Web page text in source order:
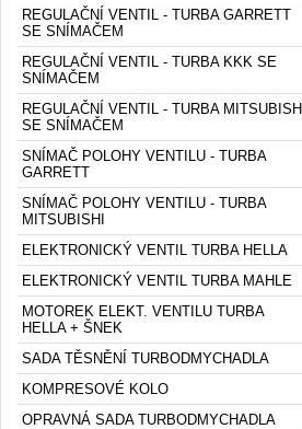
REGULAČNÍ VENTIL - TURBA GARRETT
SE SNÍMAČEM
REGULAČNÍ VENTIL - TURBA KKK SE
SNÍMAČEM
REGULAČNÍ VENTIL - TURBA MITSUBISHI
SE SNÍMAČEM
SNÍMAČ POLOHY VENTILU - TURBA
GARRETT
SNÍMAČ POLOHY VENTILU - TURBA
MITSUBISHI
ELEKTRONICKÝ VENTIL TURBA HELLA
ELEKTRONICKÝ VENTIL TURBA MAHLE
MOTOREK ELEKT. VENTILU TURBA
HELLA + ŠNEK
SADA TĚSNĚNÍ TURBODMYCHADLA
KOMPRESOVÉ KOLO
OPRAVNÁ SADA TURBODMYCHADLA